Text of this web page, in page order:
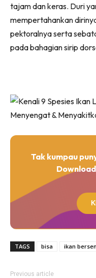
tajam dan keras. Duri
mempertahankan
pektoralnya serta
pada bahagian sirip
Tak kumpau
Download
TAGS bisa ikan
Previous article